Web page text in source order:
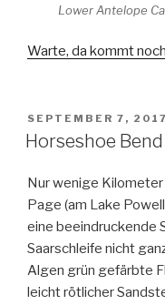
Lower Antelope
Warte, da kommt
VERÖFFENTLICHT
AM
SEPTEMBER 7, 2017
Horseshoe Bend
Nur wenige
Page (am Lake
eine beeindruckende
Saarschleife nicht
Algen grün gefärbte
leicht rötlicher